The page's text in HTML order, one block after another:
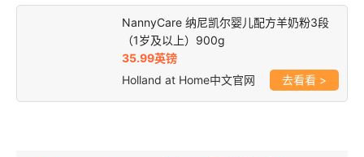
NannyCare 纳尼凯尔婴儿配方羊奶粉3段
（1岁及以上）900g
35.99英镑
Holland at Home中文官网
>